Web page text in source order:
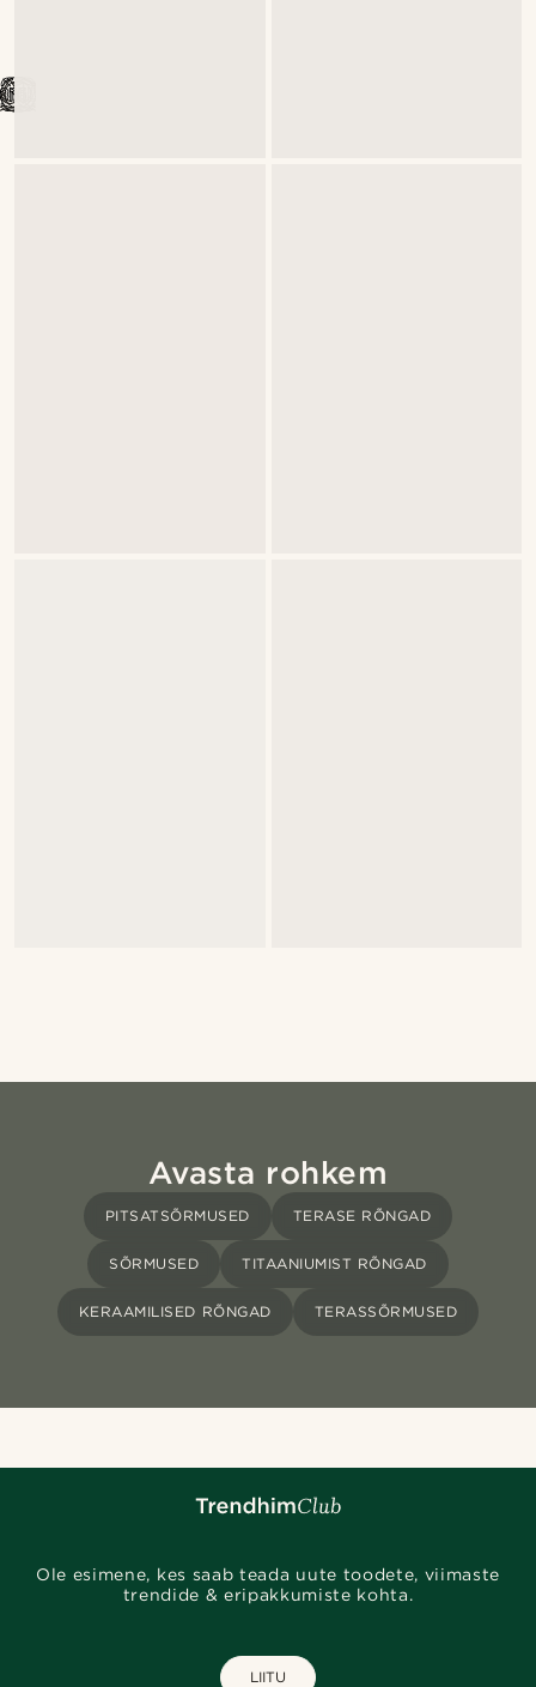
Avasta rohkem
PITSATSÕRMUSED TERASE RÕNGAD
SÕRMUSED TITAANIUMIST RÕNGAD
KERAAMILISED RÕNGAD TERASSÕRMUSED
Ole esimene, kes saab teada uute toodete, viimaste
trendide & eripakkumiste kohta.
LIITU